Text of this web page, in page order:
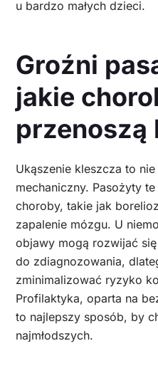
u bardzo małych dzieci.
Groźni
jakie
przenoszą
Ukąszenie kleszcza to
mechaniczny. Pasożyty
choroby, takie jak
zapalenie mózgu. U
objawy mogą rozwijać
do zdiagnozowania,
zminimalizować ryzyko
Profilaktyka, oparta na
to najlepszy sposób, by
najmłodszych.